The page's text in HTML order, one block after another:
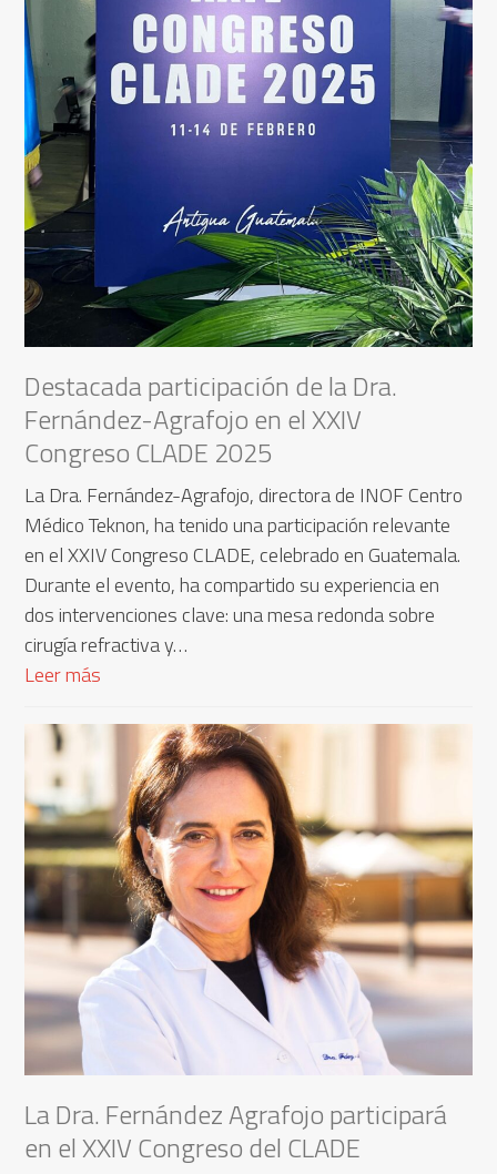
Destacada participación de la Dra.
Fernández-Agrafojo en el XXIV
Congreso CLADE 2025
La Dra. Fernández-Agrafojo, directora de INOF Centro
Médico Teknon, ha tenido una participación relevante
en el XXIV Congreso CLADE, celebrado en Guatemala.
Durante el evento, ha compartido su experiencia en
dos intervenciones clave: una mesa redonda sobre
cirugía refractiva y…
Leer más
La Dra. Fernández Agrafojo participará
en el XXIV Congreso del CLADE